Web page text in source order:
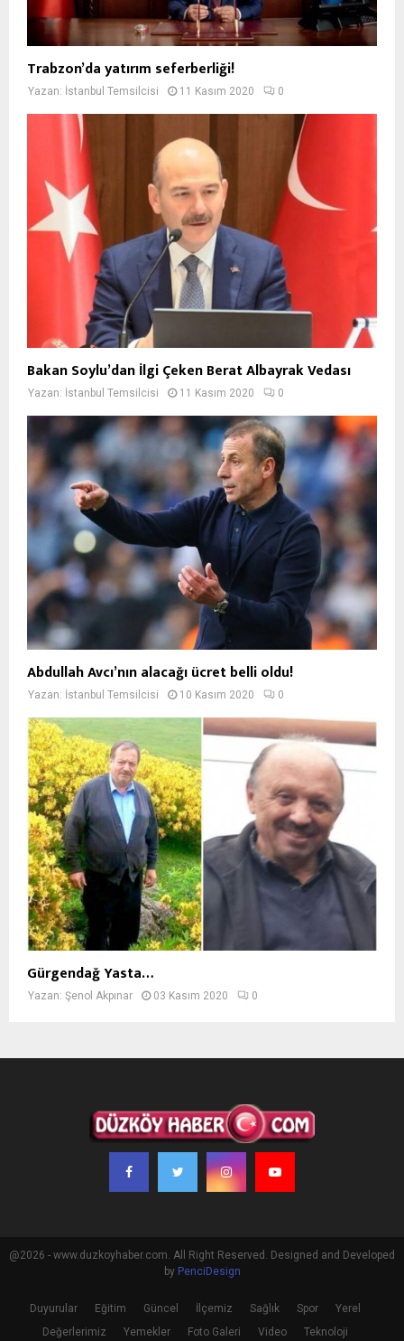
Trabzon’da yatırım seferberliği!
Yazan: İstanbul Temsilcisi 11 Kasım 2020 0
Bakan Soylu’dan İlgi Çeken Berat Albayrak Vedası
Yazan: İstanbul Temsilcisi 11 Kasım 2020 0
Abdullah Avcı’nın alacağı ücret belli oldu!
Yazan: İstanbul Temsilcisi 10 Kasım 2020 0
Gürgendağ Yasta…
Yazan: Şenol Akpınar 03 Kasım 2020 0
@2026 - www.duzkoyhaber.com. All Right Reserved. Designed and Developed
by PenciDesign
Duyurular Eğitim Güncel İlçemiz Sağlık Spor
Yerel
Değerlerimiz
Yemekler Foto Galeri Video Teknoloji